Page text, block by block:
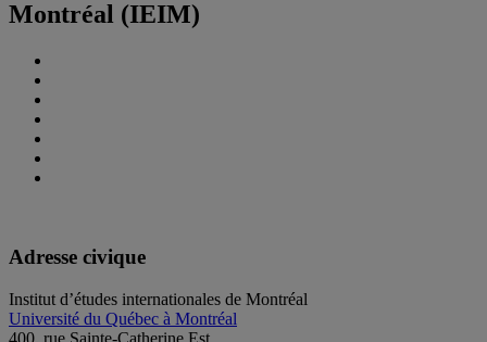
Montréal (IEIM)
Adresse civique
Institut d’études internationales de Montréal
Université du Québec à Montréal
400, rue Sainte-Catherine Est